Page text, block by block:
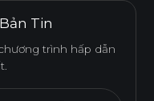
Tin
trình hấp dẫn